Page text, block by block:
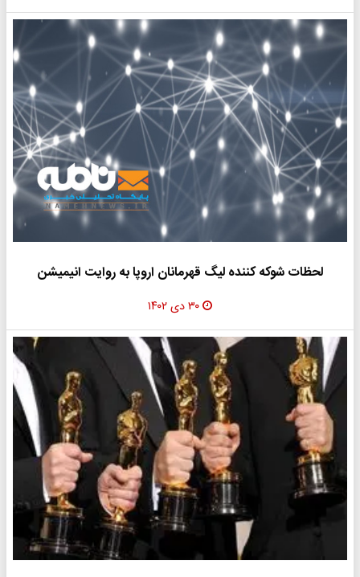
لحظات شوکه کننده لیگ قهرمانان اروپا به روایت انیمیشن
۳۰ دی ۱۴۰۲